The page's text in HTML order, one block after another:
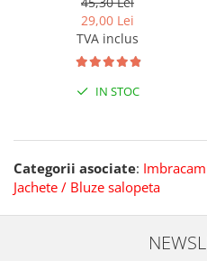
29,00 Lei
TVA inclus
IN STOC
Categorii asociate:
Jachete / Bluze salopeta